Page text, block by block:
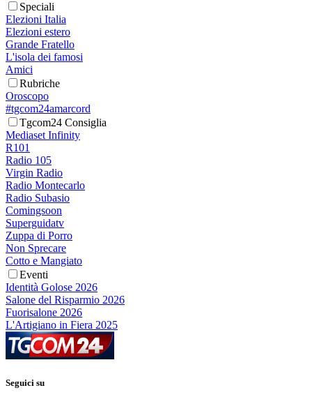
Speciali
Elezioni Italia
Elezioni estero
Grande Fratello
L'isola dei famosi
Amici
Rubriche
Oroscopo
#tgcom24amarcord
Tgcom24 Consiglia
Mediaset Infinity
R101
Radio 105
Virgin Radio
Radio Montecarlo
Radio Subasio
Comingsoon
Superguidatv
Zuppa di Porro
Non Sprecare
Cotto e Mangiato
Eventi
Identità Golose 2026
Salone del Risparmio 2026
Fuorisalone 2026
L'Artigiano in Fiera 2025
Seguici su